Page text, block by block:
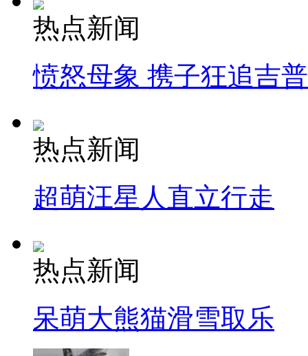
热点新闻
愤怒母象 携子狂追吉
热点新闻
超萌汪星人直立行走
热点新闻
呆萌大熊猫滑雪取乐